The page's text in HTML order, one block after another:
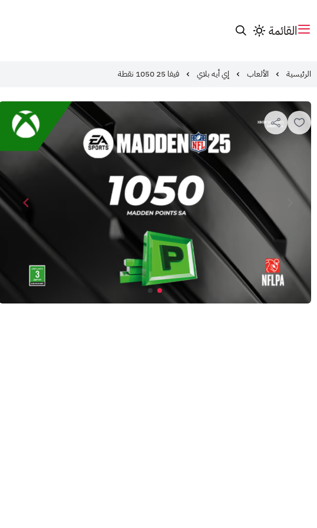
القائمة
الرئيسية الألعاب إي أيه بلاي فيفا 25 1050 نقطة